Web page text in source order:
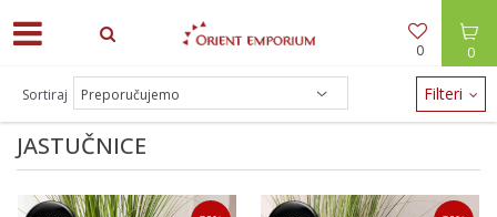
0
0
ODEĆA -30% / NAKIT -20% - zalihe brzo nestaju!
JASTUČNICE
Sortiraj Filteri